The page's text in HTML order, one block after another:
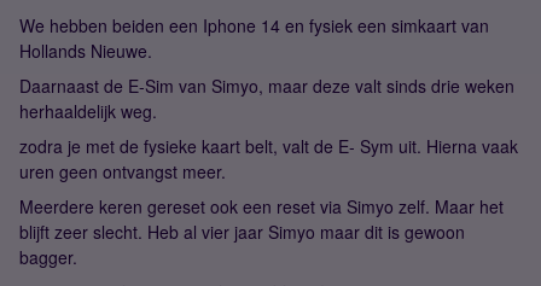
We hebben beiden een Iphone 14 en fysiek een simkaart van
Hollands Nieuwe.
Daarnaast de E-Sim van Simyo, maar deze valt sinds drie weken
herhaaldelijk weg.
zodra je met de fysieke kaart belt, valt de E- Sym uit. Hierna vaak
uren geen ontvangst meer.
Meerdere keren gereset ook een reset via Simyo zelf. Maar het
blijft zeer slecht. Heb al vier jaar Simyo maar dit is gewoon
bagger.